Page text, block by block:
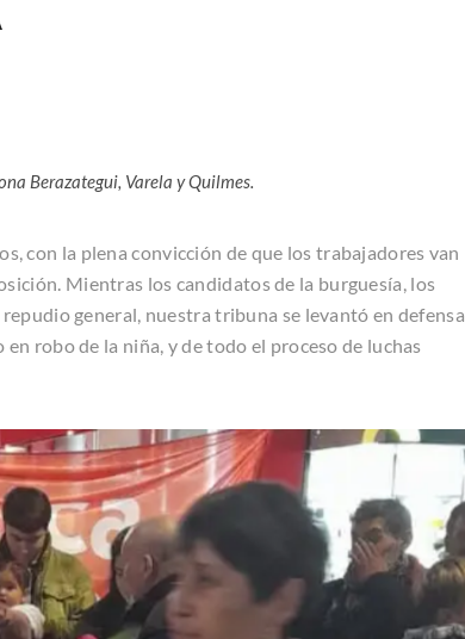
Berazategui, Varela yQuilmes.
con la plena convicción de que los trabajadores van
. Mientras los candidatos de la burguesía, los
general, nuestra tribuna se levantó en defensa
robo de la niña, y de todo el proceso de luchas